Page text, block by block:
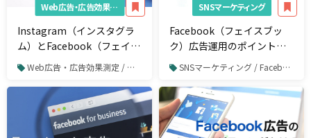
Web広告・広告効果測定
Instagram（インスタグラ
ム）とFacebook（フェイス
ブック）を連携させるメリ
ットとは？広告の基礎知識
も解説
Web広告・広告効果測定 / 動画広告
SNSマーケティング
Facebook（フェイスブッ
ク）広告運用のポイント
は？成果を出すための方法
SNSマーケティング / Facebook / Facebook広告